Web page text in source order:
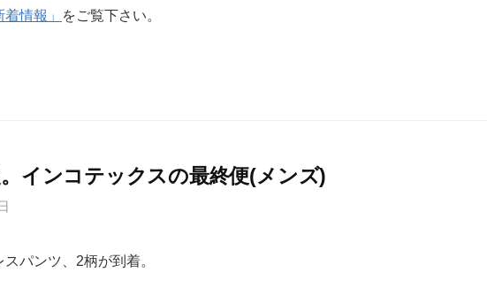
着情報」 をご覧下さい。
インコテックスの最終便(メンズ)
パンツ、2柄が到着。